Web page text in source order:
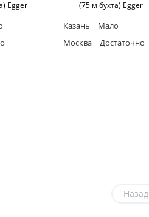
Egger
(75 м бухта) Egger
Казань
Мало
Москва
Достаточно
Назад